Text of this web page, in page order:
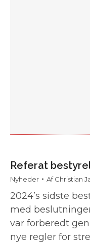
Referat
Nyheder AfChristian
2024’s sidste
med
var forberedt
nye regler for